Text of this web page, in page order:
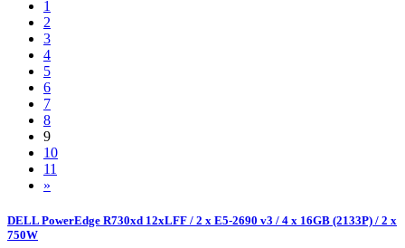
1
2
3
4
5
6
7
8
9
10
11
»
DELL PowerEdge R730xd 12xLFF / 2 x E5-2690 v3 / 4 x 16GB (2133P) / 2 x
750W